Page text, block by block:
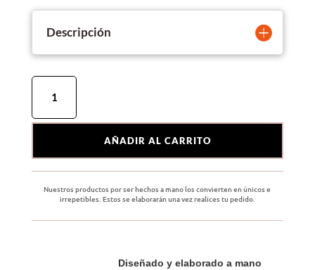
Descripción
fusion
cantidad
AÑADIR AL CARRITO
Nuestros productos por ser hechos a mano los convierten en únicos e
irrepetibles. Estos se elaborarán una vez realices tu pedido.
Diseñado y elaborado a mano